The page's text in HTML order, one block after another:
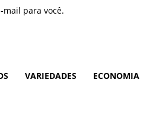
mail para você.
VARIEDADES ECONOMIA